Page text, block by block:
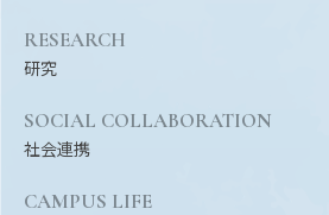
RESEARCH
研究
SOCIAL COLLABORATION
社会連携
CAMPUS LIFE